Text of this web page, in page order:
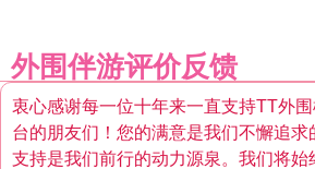
外围伴游评价反馈
衷心感谢每一位十年来一直支持TT外
台的朋友们！您的满意是我们不懈追
支持是我们前行的动力源泉。我们将始